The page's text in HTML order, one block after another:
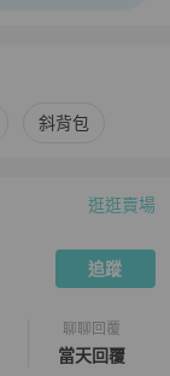
斜背包
逛逛賣場
追蹤
聊聊回覆
當天回覆